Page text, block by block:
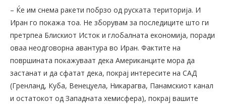
– Ќе им снема ракети побрзо од руската територија. И
Иран го покажа тоа. Не зборувам за последиците што ги
претрпеа Блискиот Исток и глобалната економија, поради
оваа неодговорна авантура во Иран. Фактите на
површината покажуваат дека Американците мора да
застанат и да сфатат дека, покрај интересите на САД
(Гренланд, Куба, Венецуела, Никарагва, Панамскиот канал
и остатокот од Западната хемисфера), покрај вашите